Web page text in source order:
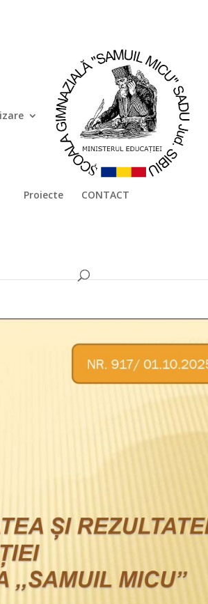
Proiecte CONTACT